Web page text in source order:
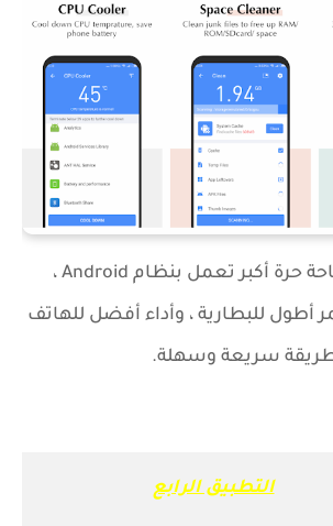
يستعيد مساحة حرة أكبر تعمل بنظام Android ،
أطول للبطارية ، وأداء أفضل للهاتف
سريعة وسهلة.
التطبيق الرابع